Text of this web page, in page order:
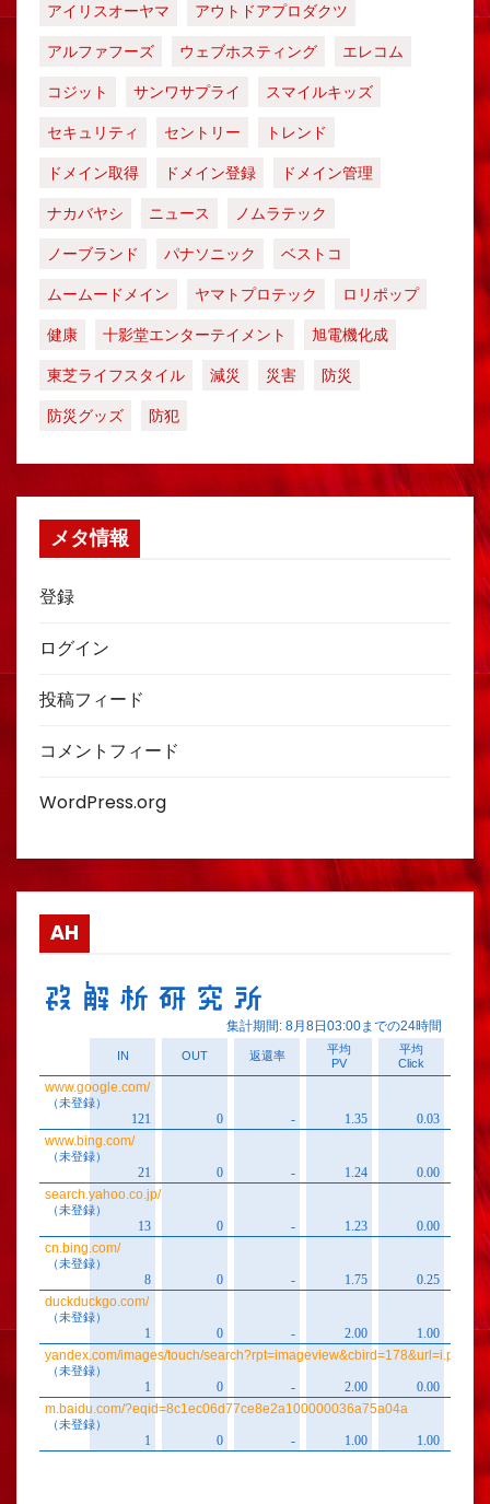
アイリスオーヤマ
アウトドアプロダクツ
アルファフーズ
ウェブホスティング
エレコム
コジット
サンワサプライ
スマイルキッズ
セキュリティ
セントリー
トレンド
ドメイン取得
ドメイン登録
ドメイン管理
ナカバヤシ
ニュース
ノムラテック
ノーブランド
パナソニック
ベストコ
ムームードメイン
ヤマトプロテック
ロリポップ
健康
十影堂エンターテイメント
旭電機化成
東芝ライフスタイル
減災 災害
防災
防災グッズ
防犯
メタ情報
登録
ログイン
投稿フィード
コメントフィード
WordPress.org
AH